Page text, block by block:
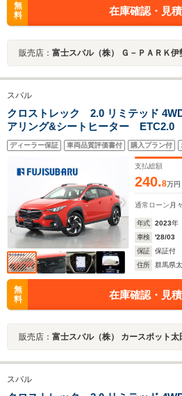
無
料
在庫確認・見
販売店： 富士スバル（株） Ｇ－ＰＡＲＫ伊
スバル
クロストレック 2.0 リミテッド
アリング&シートヒーター
11.6インチインフォメーションディ
グヒーター シートヒーター パワ
ィブドライビングビーム
ディーラー保証 車両品質評価書付 購入プラン付
支払総額
240.8万円
通常ローン 月々
年式 2023年
車検
'28/03
保証
保証付
住所
群馬県
無
料
在庫確認・見
販売店： 富士スバル（株） カースポット太
スバル